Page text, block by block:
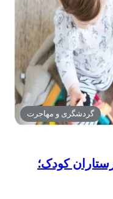
گردشگری و مهاجرت
کودک؛